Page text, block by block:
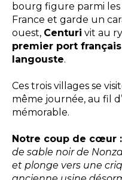
bourg figure parmi les
France et garde un
ouest, Centuri vit au
premier port
langouste.
Ces trois villages se
même journée, au fil
mémorable.
Notre coup de cœur :
de sable noir de
et plonge vers une